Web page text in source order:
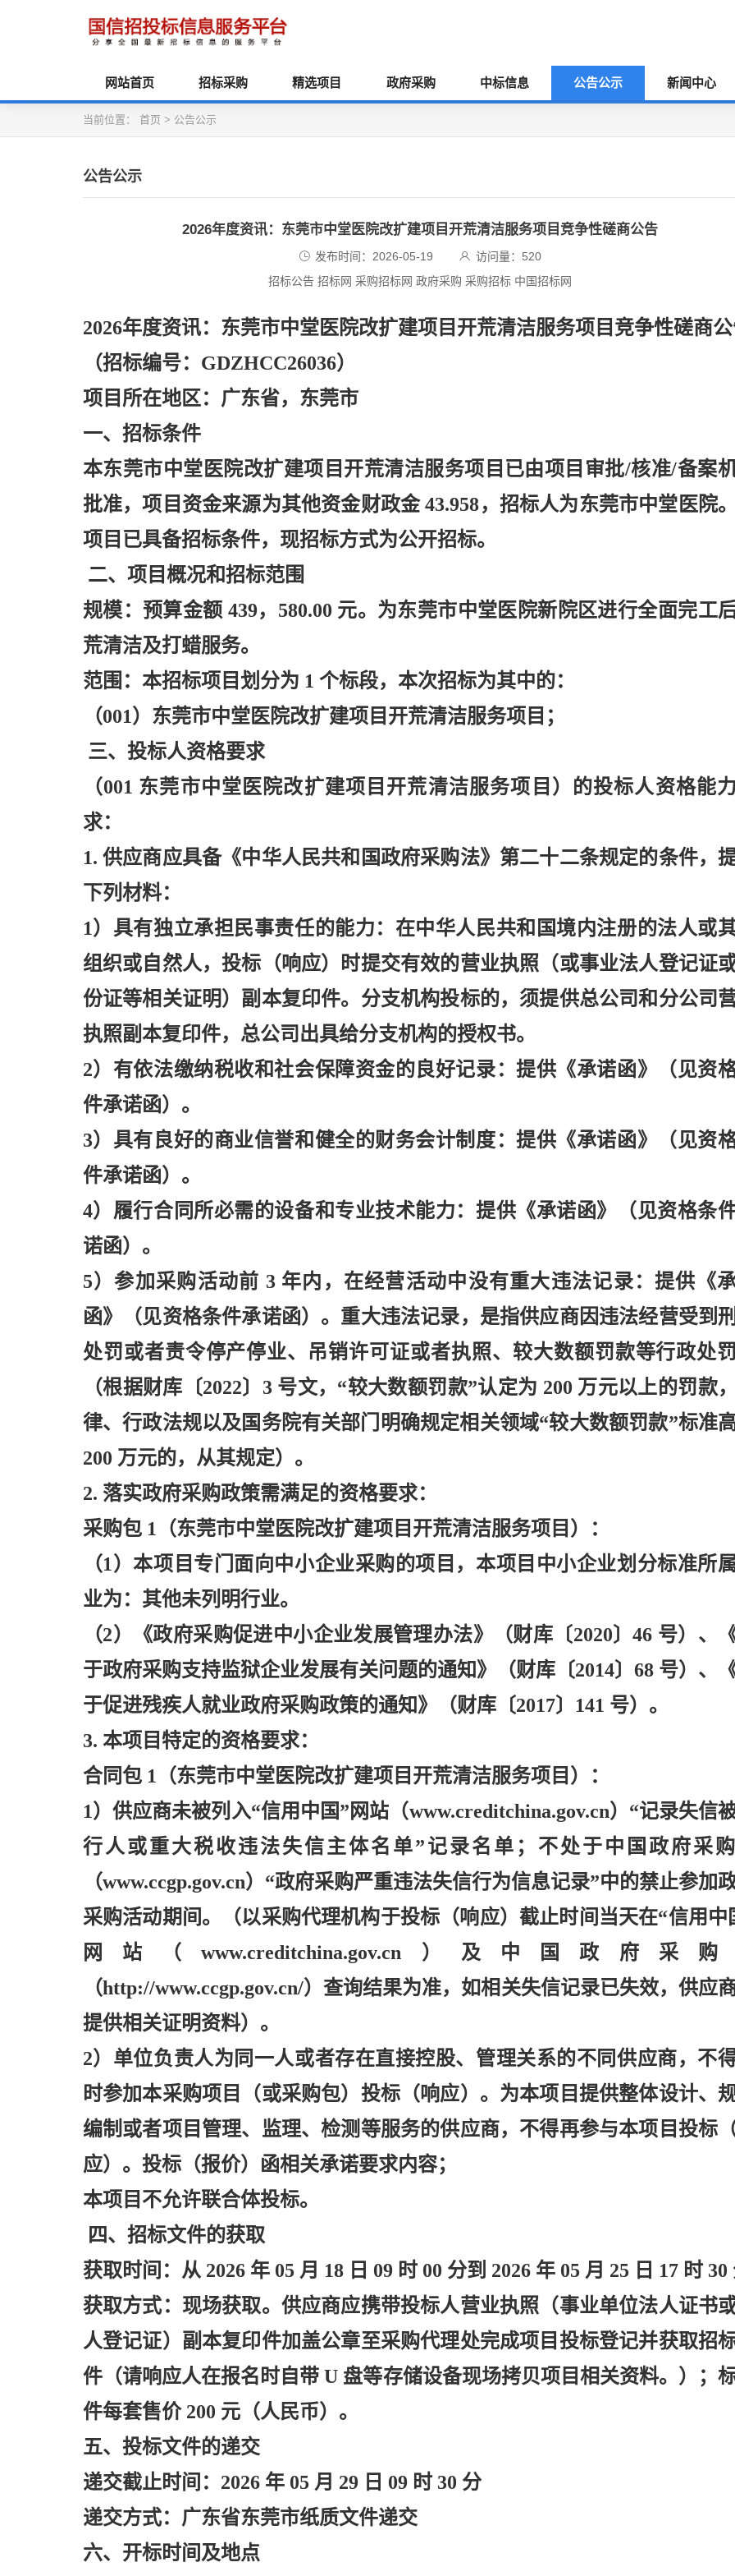
网站首页 招标采购 精选项目 政府采购 中标信息 公告公示 新闻中心
当前位置： 首页 > 公告公示
公告公示
2026年度资讯：东莞市中堂医院改扩建项目开荒清洁服务项目竞争性磋商公告
发布时间：2026-05-19 访问量： 520
招标公告 招标网 采购招标网 政府采购 采购招标 中国招标网
2026年度资讯：东莞市中堂医院改扩建项目开荒清洁服务项目竞争性磋商
（招标编号： GDZHCC26036）
项目所在地区：广东省，东莞市
一、招标条件
本东莞市中堂医院改扩建项目开荒清洁服务项目已由项目审批/核准/备案
批准，项目资金来源为其他资金财政金 43.958，招标人为东莞市中堂医院
项目已具备招标条件，现招标方式为公开招标。
二、项目概况和招标范围
规模：预算金额 439，580.00 元。为东莞市中堂医院新院区进行全面完工
荒清洁及打蜡服务。
范围：本招标项目划分为 1 个标段，本次招标为其中的：
（001）东莞市中堂医院改扩建项目开荒清洁服务项目；
三、投标人资格要求
（001 东莞市中堂医院改扩建项目开荒清洁服务项目）的投标人资格能
求：
1. 供应商应具备《中华人民共和国政府采购法》第二十二条规定的条件，
下列材料：
1）具有独立承担民事责任的能力：在中华人民共和国境内注册的法人或
组织或自然人，投标（响应）时提交有效的营业执照（或事业法人登记证
份证等相关证明）副本复印件。分支机构投标的，须提供总公司和分公司
执照副本复印件，总公司出具给分支机构的授权书。
2）有依法缴纳税收和社会保障资金的良好记录：提供《承诺函》（见资
件承诺函）。
3）具有良好的商业信誉和健全的财务会计制度：提供《承诺函》（见资
件承诺函）。
4）履行合同所必需的设备和专业技术能力：提供《承诺函》（见资格条
诺函）。
5）参加采购活动前 3 年内，在经营活动中没有重大违法记录：提供《
函》（见资格条件承诺函）。重大违法记录，是指供应商因违法经营受到
处罚或者责令停产停业、吊销许可证或者执照、较大数额罚款等行政处罚
（根据财库〔2022〕3 号文，“较大数额罚款”认定为 200 万元以上的罚款
律、行政法规以及国务院有关部门明确规定相关领域“较大数额罚款”标准
200 万元的，从其规定）。
2. 落实政府采购政策需满足的资格要求：
采购包 1（东莞市中堂医院改扩建项目开荒清洁服务项目）：
（1）本项目专门面向中小企业采购的项目，本项目中小企业划分标准所
业为：其他未列明行业。
（2）《政府采购促进中小企业发展管理办法》（财库〔2020〕46 号）、
于政府采购支持监狱企业发展有关问题的通知》（财库〔2014〕68 号）、
于促进残疾人就业政府采购政策的通知》（财库〔2017〕141 号）。
3. 本项目特定的资格要求：
合同包 1（东莞市中堂医院改扩建项目开荒清洁服务项目）：
1）供应商未被列入“信用中国”网站（www.creditchina.gov.cn）“记录失信
行人或重大税收违法失信主体名单”记录名单；不处于中国政府采
（www.ccgp.gov.cn）“政府采购严重违法失信行为信息记录”中的禁止参加
采购活动期间。（以采购代理机构于投标（响应）截止时间当天在“信用中
网站（www.creditchina.gov.cn）及中国政府采购
（http://www.ccgp.gov.cn/）查询结果为准，如相关失信记录已失效，供应
提供相关证明资料）。
2）单位负责人为同一人或者存在直接控股、管理关系的不同供应商，不
时参加本采购项目（或采购包）投标（响应）。为本项目提供整体设计、
编制或者项目管理、监理、检测等服务的供应商，不得再参与本项目投标
应）。投标（报价）函相关承诺要求内容；
本项目不允许联合体投标。
四、招标文件的获取
获取时间：从 2026 年 05 月 18 日 09 时 00 分到 2026 年 05 月 25 日 17 时 30
获取方式：现场获取。供应商应携带投标人营业执照（事业单位法人证书
人登记证）副本复印件加盖公章至采购代理处完成项目投标登记并获取招
件（请响应人在报名时自带 U 盘等存储设备现场拷贝项目相关资料。）；
件每套售价 200 元（人民币）。
五、投标文件的递交
递交截止时间： 2026 年 05 月 29 日 09 时 30 分
递交方式：广东省东莞市纸质文件递交
六、开标时间及地点